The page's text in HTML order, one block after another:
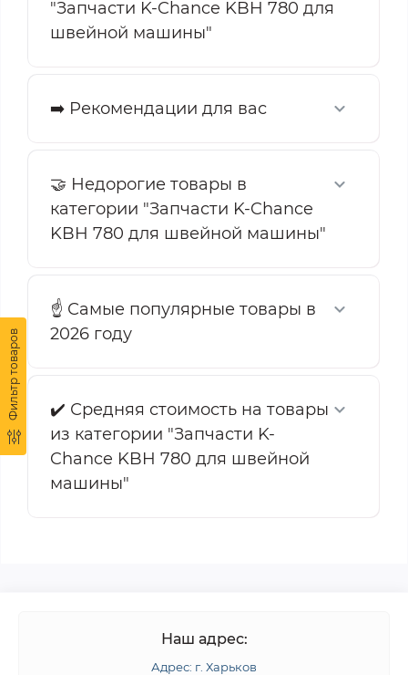
Фильтр товаров
"Запчасти K-Chance KBH 780 для
швейной машины"
➡️ Рекомендации для вас
🤝 Недорогие товары в
категории "Запчасти K-Chance
KBH 780 для швейной машины"
☝️ Самые популярные товары в
2026 году
✔️ Средняя стоимость на товары
из категории "Запчасти K-
Chance KBH 780 для швейной
машины"
Наш адрес:
Адрес: г. Харьков